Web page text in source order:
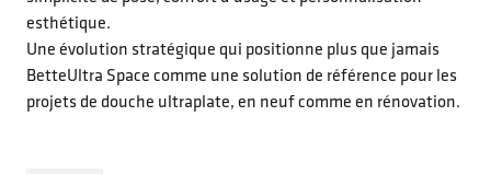
esthétique.
Une évolution stratégique qui positionne plus que jamais
BetteUltra Space comme une solution de référence pour les
projets de douche ultraplate, en neuf comme en rénovation.